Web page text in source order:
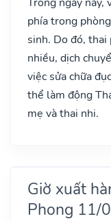
phía trong
sinh. Do đó,
nhiều, dịch
việc sửa chữa
thể làm động
mẹ và thai nhi.
Giờ xuất
Phong 11/